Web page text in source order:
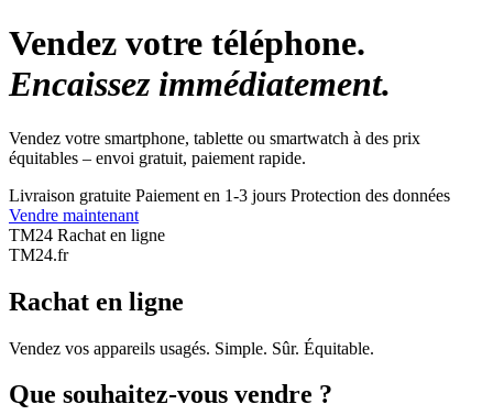
Vendez votre téléphone.
Encaissez immédiatement.
Vendez votre smartphone, tablette ou smartwatch à des prix
équitables – envoi gratuit, paiement rapide.
Livraison gratuite Paiement en 1-3 jours Protection des données
Vendre maintenant
TM24 Rachat en ligne
TM24.fr
Rachat en ligne
Vendez vos appareils usagés. Simple. Sûr. Équitable.
Que souhaitez-vous vendre ?